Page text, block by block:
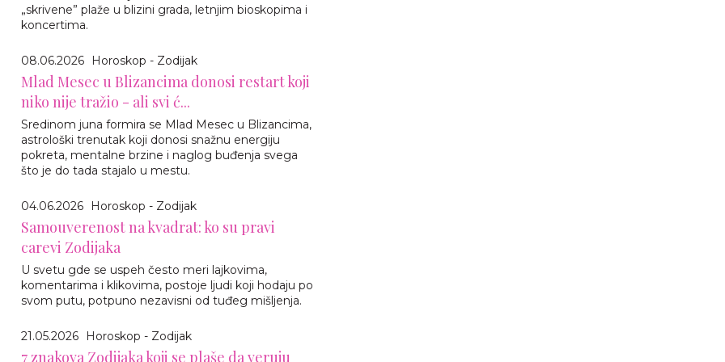
„skrivene” plaže u blizini grada, letnjim bioskopima i
koncertima.
08.06.2026 Horoskop - Zodijak
Mlad Mesec u Blizancima donosi restart koji
niko nije tražio - ali svi ć...
Sredinom juna formira se Mlad Mesec u Blizancima,
astrološki trenutak koji donosi snažnu energiju
pokreta, mentalne brzine i naglog buđenja svega
što je do tada stajalo u mestu.
04.06.2026 Horoskop - Zodijak
Samouverenost na kvadrat: ko su pravi
carevi Zodijaka
U svetu gde se uspeh često meri lajkovima,
komentarima i klikovima, postoje ljudi koji hodaju po
svom putu, potpuno nezavisni od tuđeg mišljenja.
21.05.2026 Horoskop - Zodijak
7 znakova Zodijaka koji se plaše da veruju